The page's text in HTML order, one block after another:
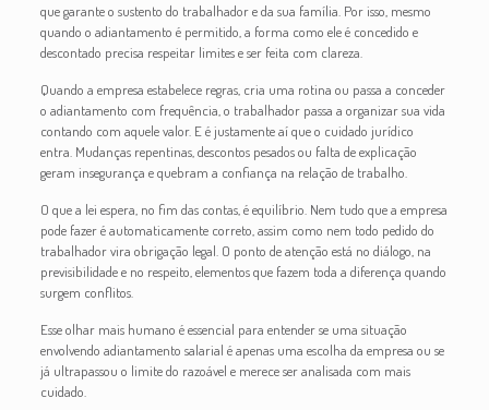
que garante o sustento do trabalhador e da sua família. Por isso, mesmo
quando o adiantamento é permitido, a forma como ele é concedido e
descontado precisa respeitar limites e ser feita com clareza.
Quando a empresa estabelece regras, cria uma rotina ou passa a conceder
o adiantamento com frequência, o trabalhador passa a organizar sua vida
contando com aquele valor. E é justamente aí que o cuidado jurídico
entra. Mudanças repentinas, descontos pesados ou falta de explicação
geram insegurança e quebram a confiança na relação de trabalho.
O que a lei espera, no fim das contas, é equilíbrio. Nem tudo que a empresa
pode fazer é automaticamente correto, assim como nem todo pedido do
trabalhador vira obrigação legal. O ponto de atenção está no diálogo, na
previsibilidade e no respeito, elementos que fazem toda a diferença quando
surgem conflitos.
Esse olhar mais humano é essencial para entender se uma situação
envolvendo adiantamento salarial é apenas uma escolha da empresa ou se
já ultrapassou o limite do razoável e merece ser analisada com mais
cuidado.